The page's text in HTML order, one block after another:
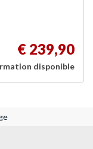
€ 239,90
disponible